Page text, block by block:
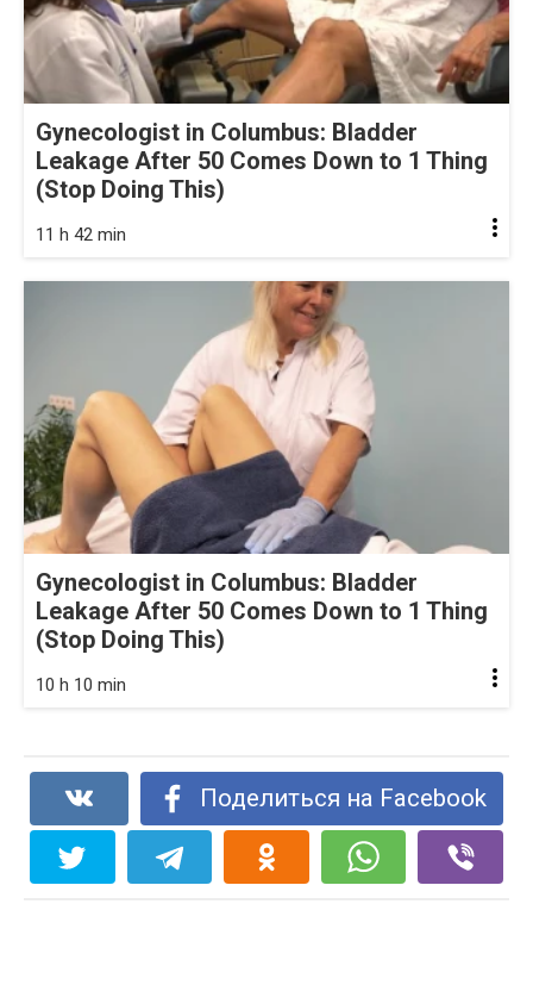
Gynecologist in Columbus: Bladder
Leakage After 50 Comes Down to 1 Thing
(Stop Doing This)
11 h 42 min
Gynecologist in Columbus: Bladder
Leakage After 50 Comes Down to 1 Thing
(Stop Doing This)
10 h 10 min
Поделиться на Facebook